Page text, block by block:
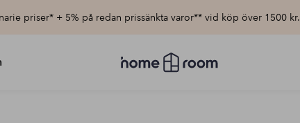
priser* + 5% på redan prissänkta varor** vid köp över 1500 kr.
Homeroom
–